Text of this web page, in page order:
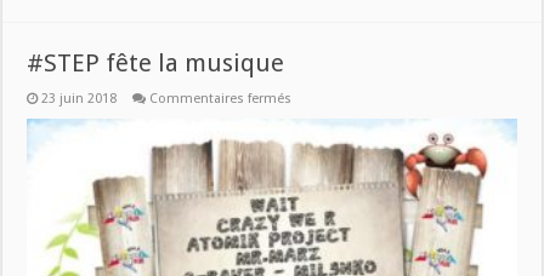
#STEP fête la musique
23 juin 2018 Commentaires fermés
la
musique